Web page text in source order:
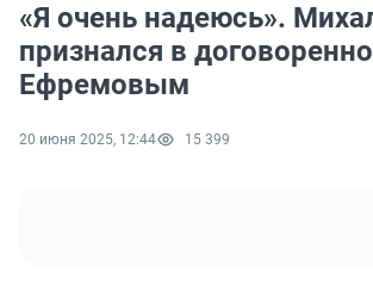
«Я очень надеюсь».
признался в
Ефремовым
20 июня 2025, 12:44 15 399